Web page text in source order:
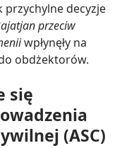
decyzje
przeciw
wpłynęły na
obdżektorów.
się
(ASC)